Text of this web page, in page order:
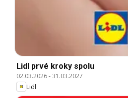
Lidl prvé kroky spolu
02.03.2026-31.03.2027
Lidl